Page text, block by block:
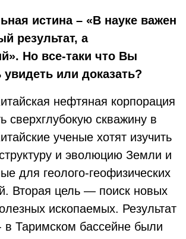
истина – «В науке важен
результат, а
Но все-таки что Вы
увидеть или доказать?
нефтяная корпорация
сверхглубокую скважину в
ученые хотят изучить
и эволюцию Земли и
для геолого-геофизических
Вторая цель — поиск новых
ископаемых. Результат
в Таримском бассейне были